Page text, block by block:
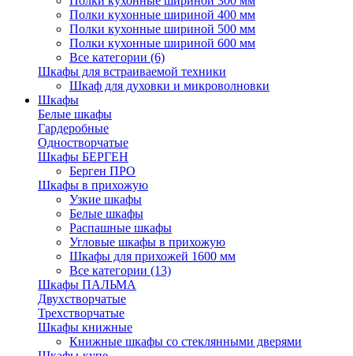
Полки кухонные шириной 400 мм
Полки кухонные шириной 500 мм
Полки кухонные шириной 600 мм
Все категории (6)
Шкафы для встраиваемой техники
Шкаф для духовки и микроволновки
Шкафы
Белые шкафы
Гардеробные
Одностворчатые
Шкафы БЕРГЕН
Берген ПРО
Шкафы в прихожую
Узкие шкафы
Белые шкафы
Распашные шкафы
Угловые шкафы в прихожую
Шкафы для прихожей 1600 мм
Все категории (13)
Шкафы ПАЛЬМА
Двухстворчатые
Трехстворчатые
Шкафы книжные
Книжные шкафы со стеклянными дверями